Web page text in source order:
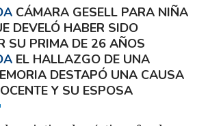
CÁMARA GESELL PARA NIÑA
DEVELÓ HABER SIDO
SU PRIMA DE 26 AÑOS
EL HALLAZGO DE UNA
DESTAPÓ UNA CAUSA
Y SU ESPOSA